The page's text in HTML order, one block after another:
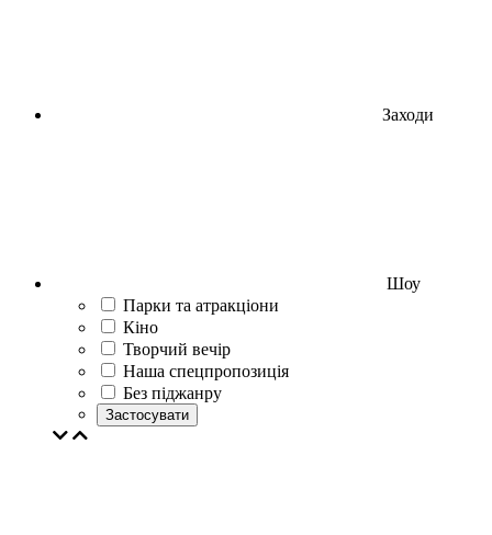
Заходи
Шоу
Парки та атракціони
Кіно
Творчий вечір
Наша спецпропозиція
Без піджанру
Застосувати